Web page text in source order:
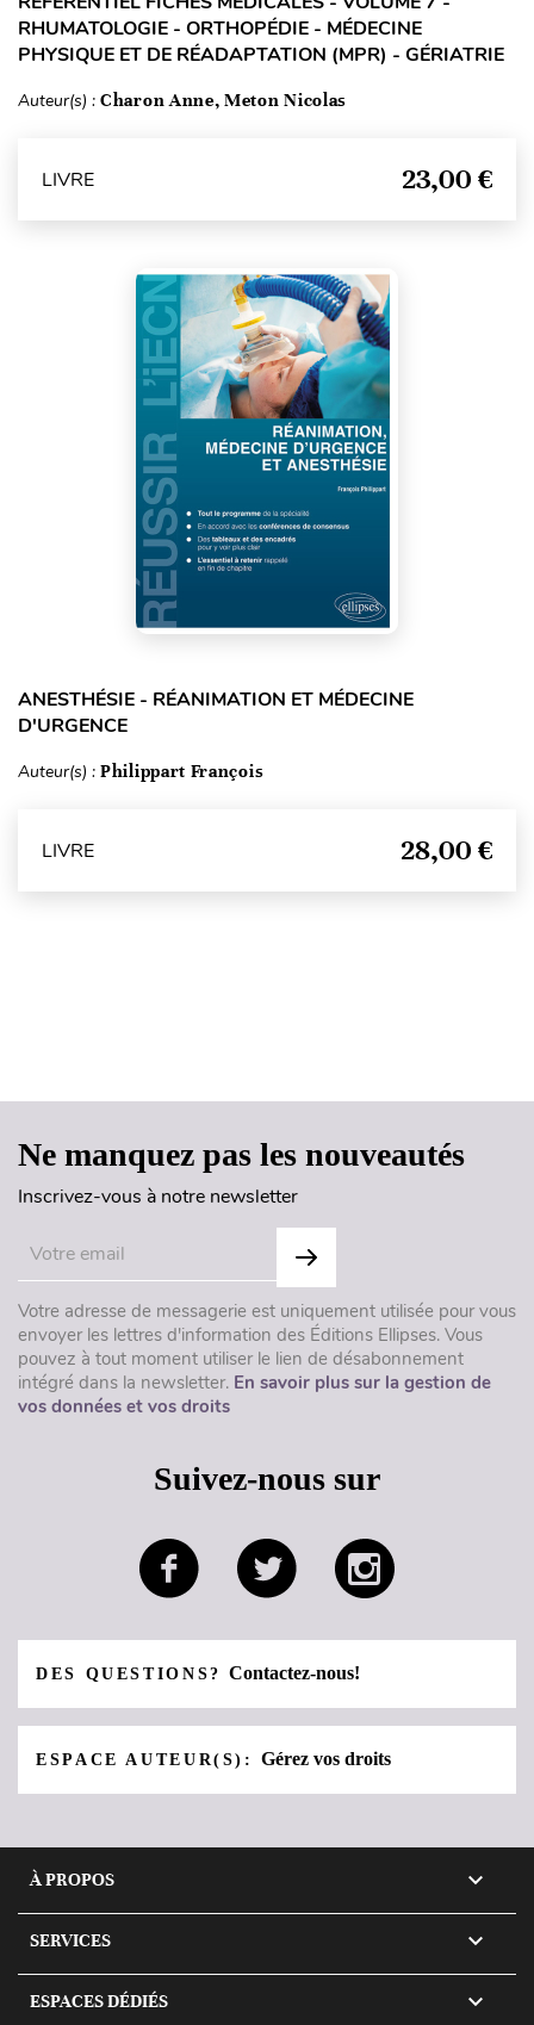
RHUMATOLOGIE - ORTHOPÉDIE - MÉDECINE
PHYSIQUE ET DE RÉADAPTATION (MPR) - GÉRIATRIE
Auteur(s) : Charon Anne, Meton Nicolas
LIVRE 23,00 €
ANESTHÉSIE - RÉANIMATION ET MÉDECINE
D'URGENCE
Auteur(s) : Philippart François
LIVRE 28,00 €
Ne manquez pas les nouveautés
Inscrivez-vous à notre newsletter
Votre adresse de messagerie est uniquement utilisée pour vous
envoyer les lettres d'information des Éditions Ellipses. Vous
pouvez à tout moment utiliser le lien de désabonnement
intégré dans la newsletter. En savoir plus sur la gestion de
vos données et vos droits
Suivez-nous sur
DES QUESTIONS?Contactez-nous!
ESPACE AUTEUR(S):Gérez vos droits
À PROPOS 
SERVICES 
ESPACES DÉDIÉS 